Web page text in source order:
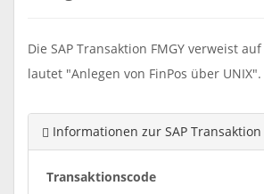
Die SAP Transaktion FMGY verweist
lautet "Anlegen von FinPos über UNIX".
Informationen zur SAP Transaktion
Transaktionscode